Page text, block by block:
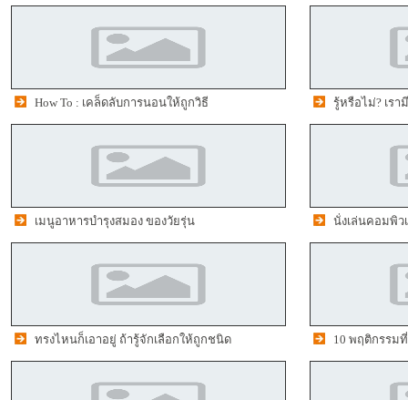
How To : เคล็ดลับการนอนให้ถูกวิธี รู้หรือไม่? เร
เมนูอาหารบำรุงสมอง ของวัยรุ่น นั่งเล่นคอมพิว
ทรงไหนก็เอาอยู่ ถ้ารู้จักเลือกให้ถูกชนิด 10 พฤติกรรม